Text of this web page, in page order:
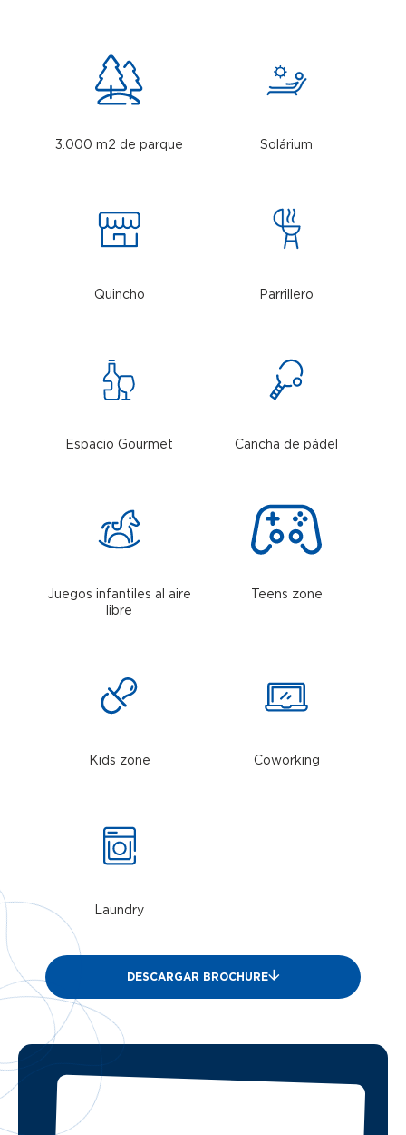
3.000 m2 de parque Solárium
Quincho Parrillero
Espacio Gourmet Cancha de pádel
Juegos infantiles al aire
libre
Teens zone
Kids zone Coworking
Laundry
DESCARGAR BROCHURE